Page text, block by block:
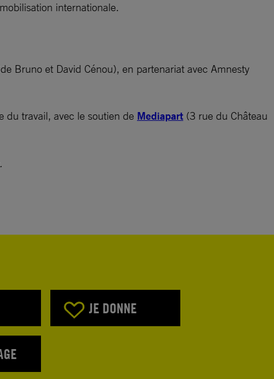
internationale.
Bruno et David Cénou), en partenariat avec Amnesty
du travail, avec le soutien de Mediapart (3 rue du Château
JE DONNE